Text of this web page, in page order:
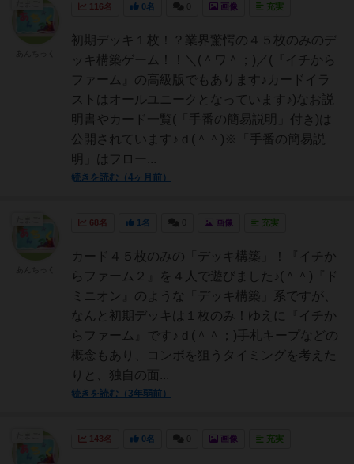
116名 0名 画像 充実
初期デッキ１枚！？業界驚愕の４５枚のみのデ
ッキ構築ゲーム！！＼(＾ワ＾；)／(『イチから
ファーム』の高級版でもあります♪カードイラ
ストはオールユニークとなっています♪)なお説
明書やカード一覧(「手番の簡易説明」付き)は
公開されています♪ｄ(＾＾)※「手番の簡易説
明」はフロー...
続きを読む（4ヶ月前）
68名 1名 画像 充実
カード４５枚のみの「デッキ構築」！『イチか
らファーム２』を４人で遊びました♪(＾＾)『ド
ミニオン』のような「デッキ構築」系ですが、
なんと初期デッキは１枚のみ！ゆえに『イチか
らファーム』です♪ｄ(＾＾；)手札キープなどの
概念もあり、コンボを狙うタイミングを考えた
りと、独自の面...
続きを読む（3年弱前）
143名 0名 画像 充実